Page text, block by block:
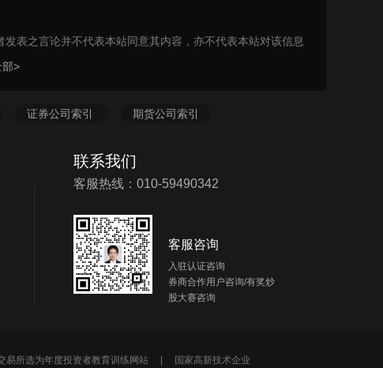
表之言论并不代表本站同意其内容，亦不代表本站对该信息
部>
证券公司索引 期货公司索引
联系我们
客服热线：010-59490342
客服咨询
入驻认证咨询
券商合作用户咨询/有奖炒
股大赛咨询
易所选为年度投资者教育训练网站 | 国家高新技术企业